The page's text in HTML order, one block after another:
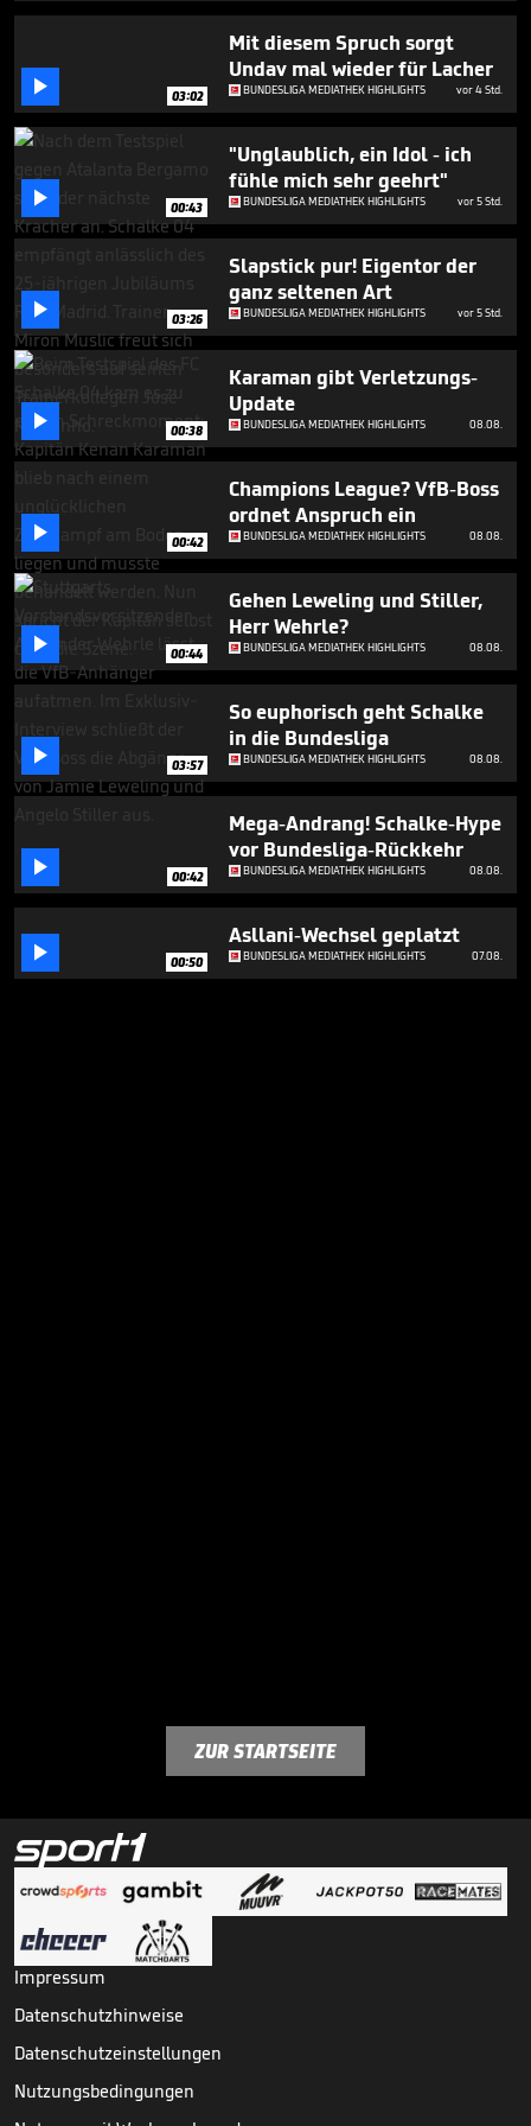
1
seconds
 03:02
Mit diesem Spruch sorgt
Undav mal wieder für Lacher
BUNDESLIGA MEDIATHEK HIGHLIGHTS vor 4 Std.
 00:43
"Unglaublich, ein Idol - ich
fühle mich sehr geehrt"
BUNDESLIGA MEDIATHEK HIGHLIGHTS vor 5 Std.
 03:26
Slapstick pur! Eigentor der
ganz seltenen Art
BUNDESLIGA MEDIATHEK HIGHLIGHTS vor 5 Std.
 00:38
Karaman gibt Verletzungs-
Update
BUNDESLIGA MEDIATHEK HIGHLIGHTS 08.08.
 00:42
Champions League? VfB-Boss
ordnet Anspruch ein
BUNDESLIGA MEDIATHEK HIGHLIGHTS 08.08.
 00:44
Gehen Leweling und Stiller,
Herr Wehrle?
BUNDESLIGA MEDIATHEK HIGHLIGHTS 08.08.
 03:57
So euphorisch geht Schalke
in die Bundesliga
BUNDESLIGA MEDIATHEK HIGHLIGHTS 08.08.
 00:42
Mega-Andrang! Schalke-Hype
vor Bundesliga-Rückkehr
BUNDESLIGA MEDIATHEK HIGHLIGHTS 08.08.
 00:50
Asllani-Wechsel geplatzt
BUNDESLIGA MEDIATHEK HIGHLIGHTS 07.08.
ZUR STARTSEITE
Impressum
Datenschutzhinweise
Datenschutzeinstellungen
Nutzungsbedingungen